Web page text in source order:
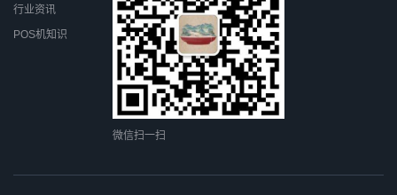
行业资讯
POS机知识
微信扫一扫